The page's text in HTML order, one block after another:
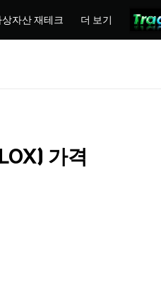
상자산 재테크 더 보기
가격